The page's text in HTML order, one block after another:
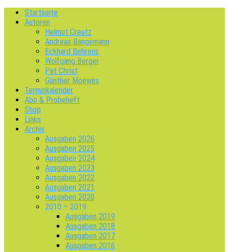
Startseite
Autoren
Helmut Creutz
Andreas Bangemann
Eckhard Behrens
Wolfgang Berger
Pat Christ
Günther Moewes
Terminkalender
Abo & Probeheft
Shop
Links
Archiv
Ausgaben 2026
Ausgaben 2025
Ausgaben 2024
Ausgaben 2023
Ausgaben 2022
Ausgaben 2021
Ausgaben 2020
2010 – 2019
Ausgaben 2019
Ausgaben 2018
Ausgaben 2017
Ausgaben 2016